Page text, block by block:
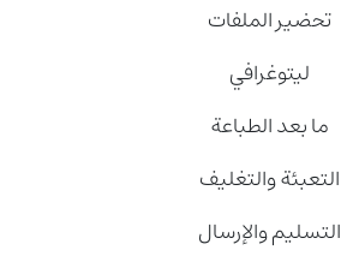
تحضير الملفات
ليتوغرافي
ما بعد الطباعة
التعبئة والتغليف
التسليم والإرسال